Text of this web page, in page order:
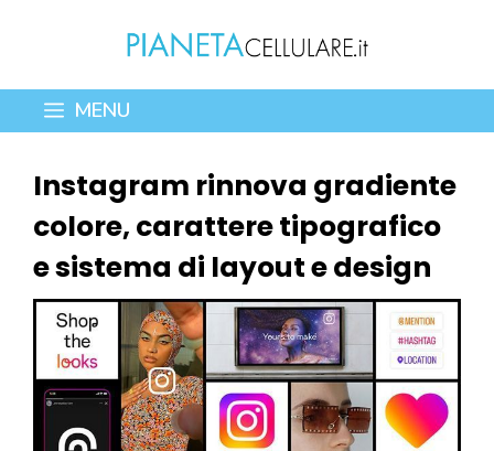
contenuto
MENU
Instagram rinnova gradiente
colore, carattere tipografico
e sistema di layout e design